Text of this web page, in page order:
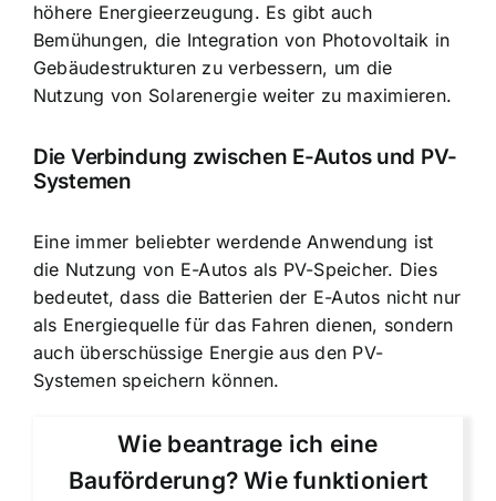
höhere Energieerzeugung. Es gibt auch
Bemühungen, die Integration von Photovoltaik in
Gebäudestrukturen zu verbessern, um die
Nutzung von Solarenergie weiter zu maximieren.
Die Verbindung zwischen E-Autos und PV-
Systemen
Eine immer beliebter werdende Anwendung ist
die Nutzung von E-Autos als PV-Speicher. Dies
bedeutet, dass die Batterien der E-Autos nicht nur
als Energiequelle für das Fahren dienen, sondern
auch überschüssige Energie aus den PV-
Systemen speichern können.
Wie beantrage ich eine
Bauförderung? Wie funktioniert